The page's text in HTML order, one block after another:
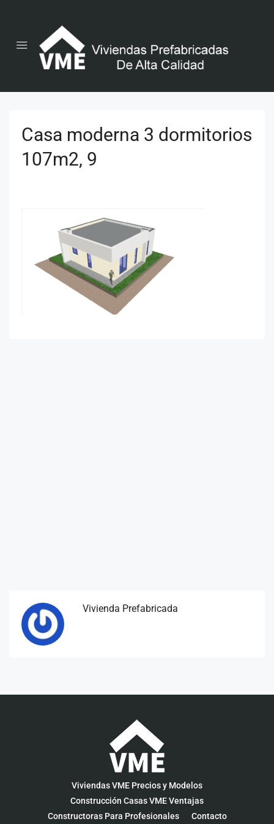
Casa moderna 3 dormitorios
107m2, 9
Vivienda Prefabricada
Viviendas VME Precios y Modelos
Construcción Casas VME Ventajas
Constructoras Para Profesionales
Contacto